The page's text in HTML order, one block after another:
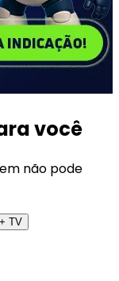
você
não pode
TV